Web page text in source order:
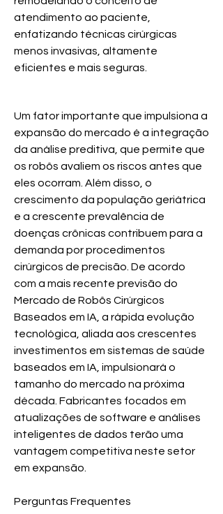
atendimento ao paciente,
enfatizando técnicas cirúrgicas
menos invasivas, altamente
eficientes e mais seguras.
Um fator importante que impulsiona a
expansão do mercado é a integração
da análise preditiva, que permite que
os robôs avaliem os riscos antes que
eles ocorram. Além disso, o
crescimento da população geriátrica
e a crescente prevalência de
doenças crônicas contribuem para a
demanda por procedimentos
cirúrgicos de precisão. De acordo
com a mais recente previsão do
Mercado de Robôs Cirúrgicos
Baseados em IA, a rápida evolução
tecnológica, aliada aos crescentes
investimentos em sistemas de saúde
baseados em IA, impulsionará o
tamanho do mercado na próxima
década. Fabricantes focados em
atualizações de software e análises
inteligentes de dados terão uma
vantagem competitiva neste setor
em expansão.
Perguntas Frequentes